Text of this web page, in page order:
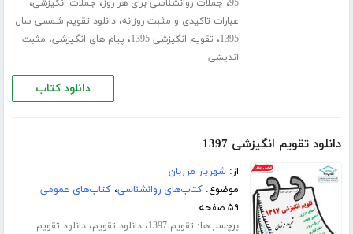
95، جملات روانشناسی برای هر روز، جملات انگیزشی،
عبارات تاکیدی و مثبت روزانه،دانلود تقویم شمسی سال
1395، تقویم انگیزشی 1395 ، پیام های انگیزشی، مثبت
اندیشی
دانلود کتاب
دانلود تقویم انگیزشی 1397
از:شهریار مرزبان
موضوع:کتاب‌های روانشناسی،کتاب‌های عمومی
۵۹ صفحه
برچسب‌ها: تقویم 1397 ،دانلود تقویم،دانلود تقویم